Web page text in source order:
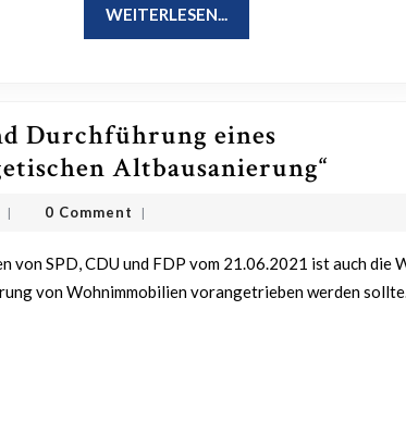
WEITERLESEN...
Durchführung eines
Altbausanierung“
eines
Susanne
| 0 Comment |
von Wohnimmobilien vorangetrieben werden